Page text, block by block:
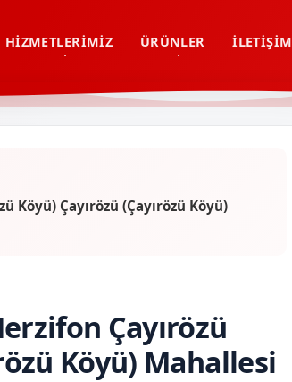
HIZMETLERIMIZ ÜRÜNLER İLETIŞIM
Köyü) Çayırözü (Çayırözü Köyü)
Çayırözü
Köyü) Mahallesi